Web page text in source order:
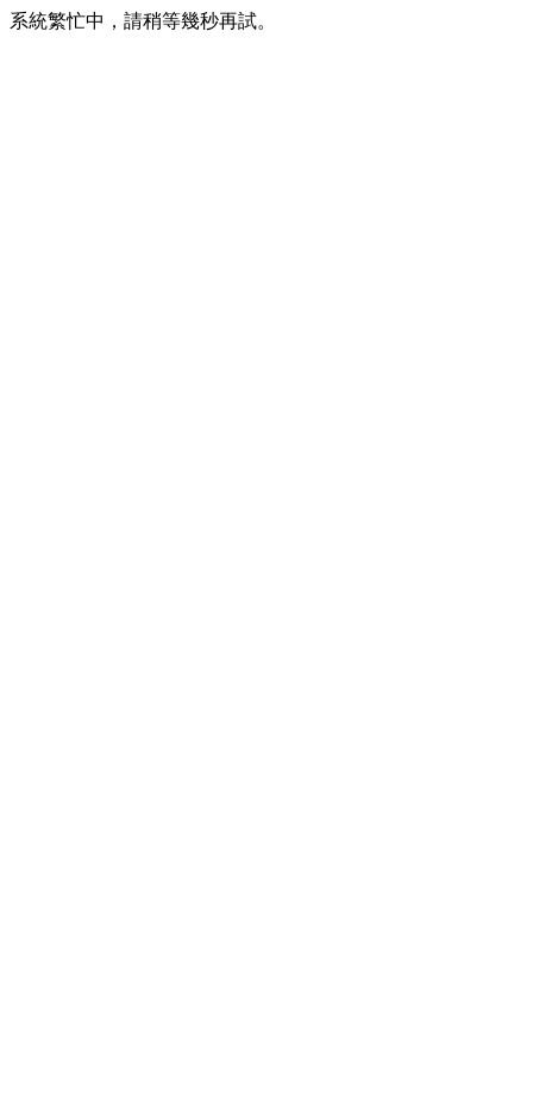
系統繁忙中，請稍等幾秒再試。